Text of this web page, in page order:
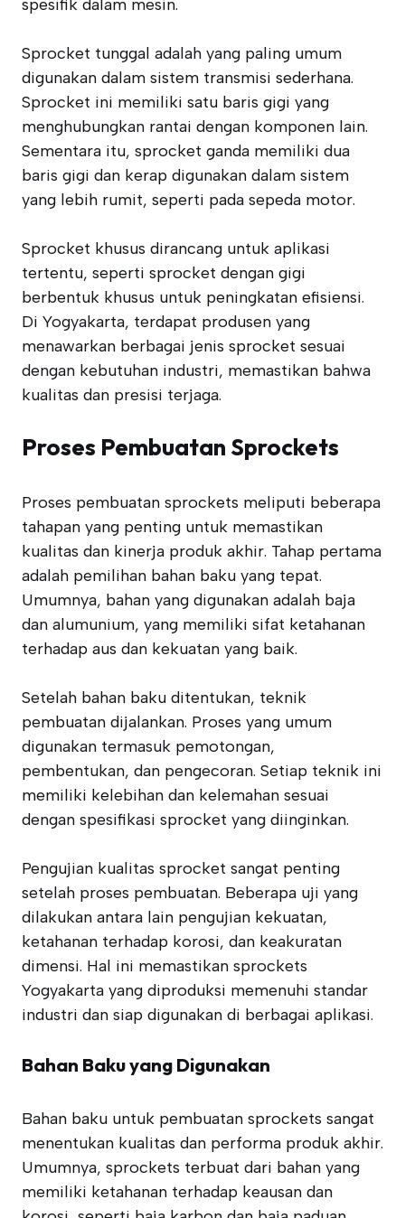
spesifik dalam mesin.
Sprocket tunggal adalah yang paling umum
digunakan dalam sistem transmisi sederhana.
Sprocket ini memiliki satu baris gigi yang
menghubungkan rantai dengan komponen lain.
Sementara itu, sprocket ganda memiliki dua
baris gigi dan kerap digunakan dalam sistem
yang lebih rumit, seperti pada sepeda motor.
Sprocket khusus dirancang untuk aplikasi
tertentu, seperti sprocket dengan gigi
berbentuk khusus untuk peningkatan efisiensi.
Di Yogyakarta, terdapat produsen yang
menawarkan berbagai jenis sprocket sesuai
dengan kebutuhan industri, memastikan bahwa
kualitas dan presisi terjaga.
Proses Pembuatan Sprockets
Proses pembuatan sprockets meliputi beberapa
tahapan yang penting untuk memastikan
kualitas dan kinerja produk akhir. Tahap pertama
adalah pemilihan bahan baku yang tepat.
Umumnya, bahan yang digunakan adalah baja
dan alumunium, yang memiliki sifat ketahanan
terhadap aus dan kekuatan yang baik.
Setelah bahan baku ditentukan, teknik
pembuatan dijalankan. Proses yang umum
digunakan termasuk pemotongan,
pembentukan, dan pengecoran. Setiap teknik ini
memiliki kelebihan dan kelemahan sesuai
dengan spesifikasi sprocket yang diinginkan.
Pengujian kualitas sprocket sangat penting
setelah proses pembuatan. Beberapa uji yang
dilakukan antara lain pengujian kekuatan,
ketahanan terhadap korosi, dan keakuratan
dimensi. Hal ini memastikan sprockets
Yogyakarta yang diproduksi memenuhi standar
industri dan siap digunakan di berbagai aplikasi.
Bahan Baku yang Digunakan
Bahan baku untuk pembuatan sprockets sangat
menentukan kualitas dan performa produk akhir.
Umumnya, sprockets terbuat dari bahan yang
memiliki ketahanan terhadap keausan dan